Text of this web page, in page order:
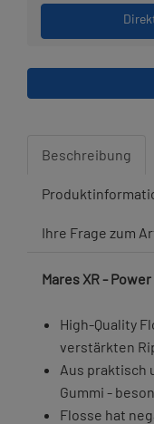
Beschreibung
Ihre Frage zum
Mares XR -
High-Quality
verstärkten
Aus praktisch
Gummi -
Flosse hat